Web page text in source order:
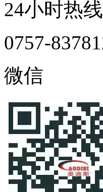
24小时热线
0757-
微信